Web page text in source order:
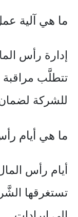
ما هي آلية
إدارة رأس
تتطلَّب مراقبة
للشركة لضمان
ما هي أيام
أيام رأس
تستغرقها